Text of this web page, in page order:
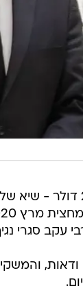
מחיר אונקיית זהב זינק
עקב סגרי